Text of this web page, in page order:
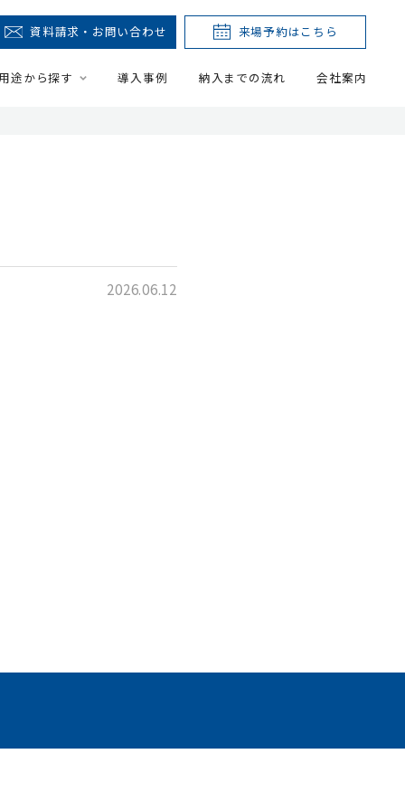
資料請求・お問い合わせ 来場予約はこちら
途から探す 導入事例 納入までの流れ 会社案内
2026.06.12